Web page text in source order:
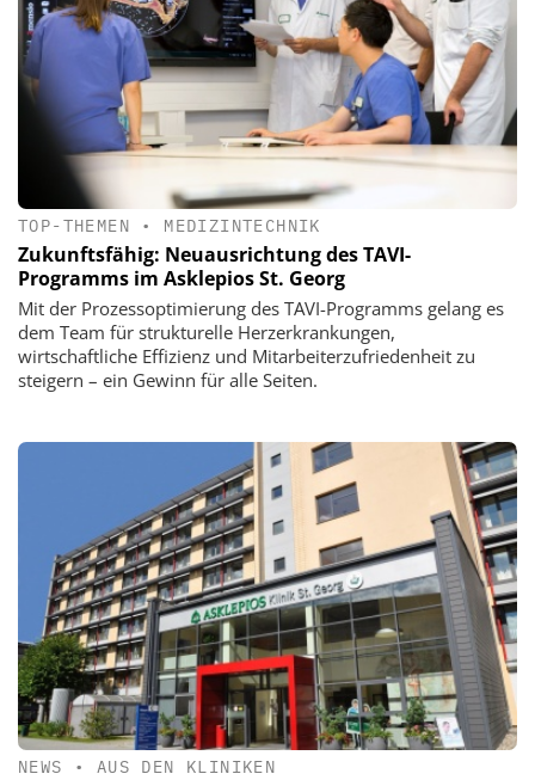
TOP-THEMEN • MEDIZINTECHNIK
Zukunftsfähig: Neuausrichtung des TAVI-
Programms im Asklepios St. Georg
Mit der Prozessoptimierung des TAVI-Programms gelang es
dem Team für strukturelle Herzerkrankungen,
wirtschaftliche Effizienz und Mitarbeiterzufriedenheit zu
steigern – ein Gewinn für alle Seiten.
NEWS • AUS DEN KLINIKEN